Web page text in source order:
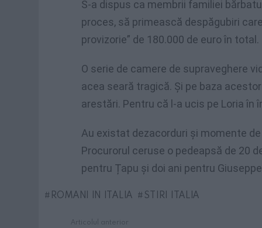
S-a dispus ca membrii familiei
proces, să primească despăgubiri
provizorie” de 180.000 de euro în total.
O serie de camere de supraveghere
acea seară tragică. Și pe baza
arestări. Pentru că l-a ucis pe Loria în
Au existat dezacorduri și momente
Procurorul ceruse o pedeapsă de 20
pentru Țapu și doi ani pentru
ROMANI IN ITALIA STIRI ITALIA
Articolul anterior